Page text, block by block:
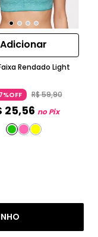
Adicionar
Rendado Light
R$59,90
25,56 no Pix